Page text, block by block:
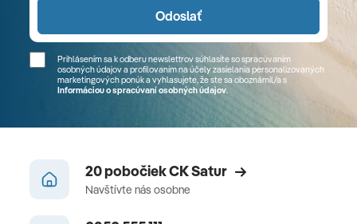
Odoslať
Prihlásením sa k odberu newslettrov súhlasíte so spracúvaním
osobných údajov a profilovaním na účely zasielania personalizovaných
marketingových ponúk a vyhlasujete, že ste sa oboznámil/a s
Informáciou o spracúvaní osobných údajov.
20 pobočiek CK Satur
Navštívte nás osobne